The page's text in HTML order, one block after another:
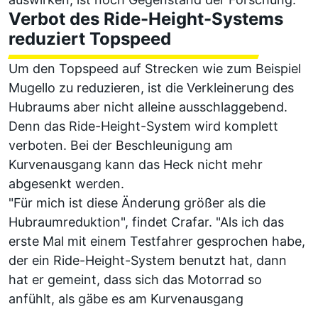
Verbot des Ride-Height-Systems
reduziert Topspeed
Um den Topspeed auf Strecken wie zum Beispiel
Mugello zu reduzieren, ist die Verkleinerung des
Hubraums aber nicht alleine ausschlaggebend.
Denn das Ride-Height-System wird komplett
verboten. Bei der Beschleunigung am
Kurvenausgang kann das Heck nicht mehr
abgesenkt werden.
"Für mich ist diese Änderung größer als die
Hubraumreduktion", findet Crafar. "Als ich das
erste Mal mit einem Testfahrer gesprochen habe,
der ein Ride-Height-System benutzt hat, dann
hat er gemeint, dass sich das Motorrad so
anfühlt, als gäbe es am Kurvenausgang